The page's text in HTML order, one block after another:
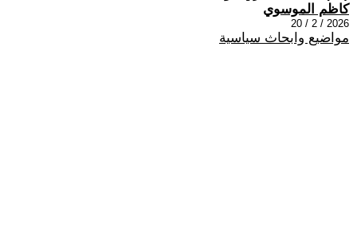
كاظم الموسوي
2026 / 2 / 20
مواضيع وابحاث سياسية